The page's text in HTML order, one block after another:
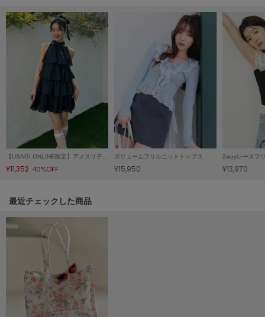
ミーエスミーム
Mila Owen
ミラオーウェン
モワージュ
MUCHA
ミュシャ
NEW Balance
ニューバランス
ネズ
NIKE
¥11,352 40%OFF
ボリュームフリルニットトップス
¥15,950
2wayレースフ
¥13,970
関連記事
最近チェックした商品